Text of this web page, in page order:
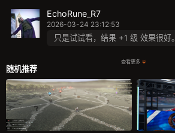
EchoRune_R7
2026-03-24 23:12:53
只是试试看，结果 +1 级 效果很好。
查看更多
随机推荐